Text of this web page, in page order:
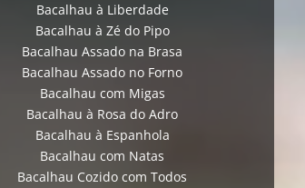
Bacalhau à Liberdade
Bacalhau à Zé do Pipo
Bacalhau Assado na Brasa
Bacalhau Assado no Forno
Bacalhau com Migas
Bacalhau à Rosa do Adro
Bacalhau à Espanhola
Bacalhau com Natas
Bacalhau Cozido com Todos